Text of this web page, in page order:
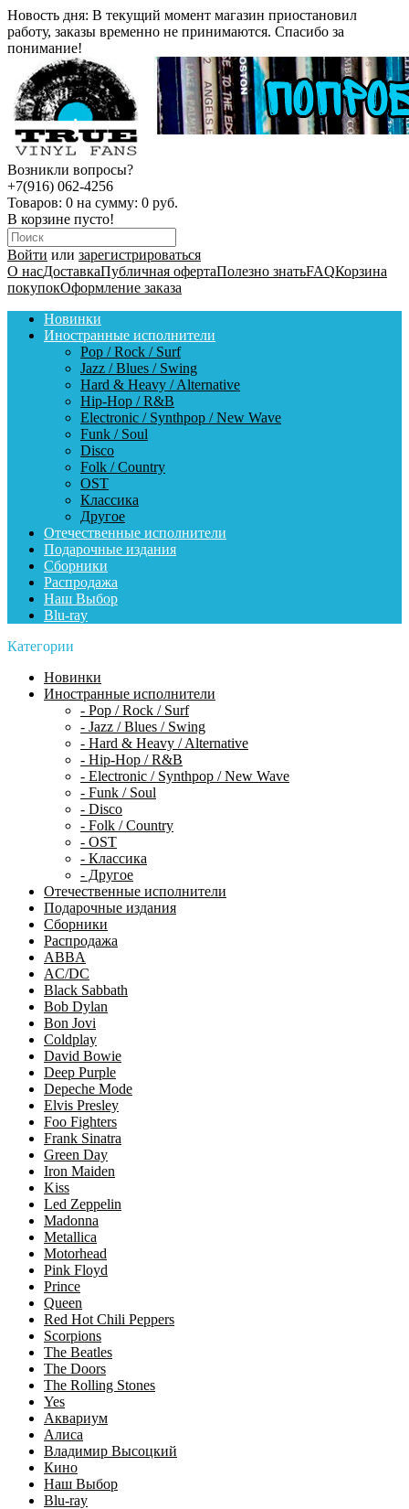
Новость дня: В текущий момент магазин приостановил
работу, заказы временно не принимаются. Спасибо за
понимание!
Возникли вопросы?
+7(916) 062-4256
Товаров: 0 на сумму: 0 руб.
В корзине пусто!
Войти или зарегистрироваться
О насДоставкаПубличная офертаПолезно знатьFAQКорзина
покупокОформление заказа
Новинки
Иностранные исполнители
Pop / Rock / Surf
Jazz / Blues / Swing
Hard & Heavy / Alternative
Hip-Hop / R&B
Electronic / Synthpop / New Wave
Funk / Soul
Disco
Folk / Country
OST
Классика
Другое
Отечественные исполнители
Подарочные издания
Сборники
Распродажа
Наш Выбор
Blu-ray
Категории
Новинки
Иностранные исполнители
- Pop / Rock / Surf
- Jazz / Blues / Swing
- Hard & Heavy / Alternative
- Hip-Hop / R&B
- Electronic / Synthpop / New Wave
- Funk / Soul
- Disco
- Folk / Country
- OST
- Классика
- Другое
Отечественные исполнители
Подарочные издания
Сборники
Распродажа
ABBA
AC/DC
Black Sabbath
Bob Dylan
Bon Jovi
Coldplay
David Bowie
Deep Purple
Depeche Mode
Elvis Presley
Foo Fighters
Frank Sinatra
Green Day
Iron Maiden
Kiss
Led Zeppelin
Madonna
Metallica
Motorhead
Pink Floyd
Prince
Queen
Red Hot Chili Peppers
Scorpions
The Beatles
The Doors
The Rolling Stones
Yes
Аквариум
Алиса
Владимир Высоцкий
Кино
Наш Выбор
Blu-ray